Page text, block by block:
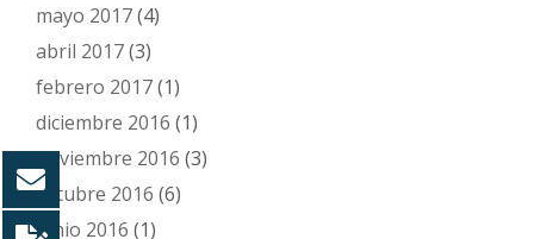
mayo 2017(4)
abril 2017(3)
febrero 2017(1)
diciembre 2016 (1)
noviembre 2016 (3)
octubre 2016 (6)
junio 2016 (1)